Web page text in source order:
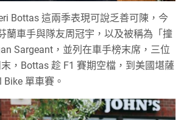
Bottas 這兩季表現可說乏善可陳，今
蘭車手與隊友周冠宇，以及被稱為「撞
Sargeant，並列在車手榜末席，三位
，Bottas 趁 F1 賽期空檔，到美國堪薩
單車賽。